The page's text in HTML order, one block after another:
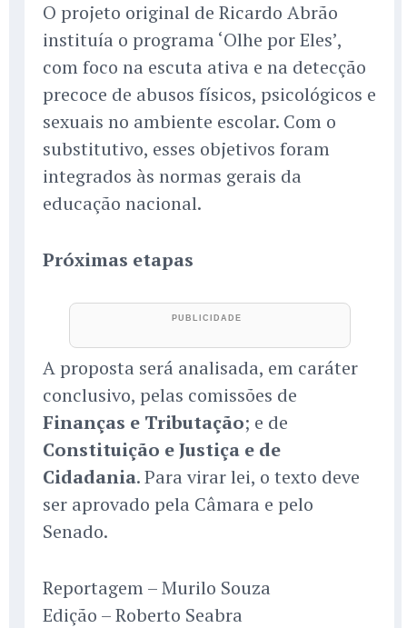
O projeto original de Ricardo Abrão
instituía o programa ‘Olhe por Eles’,
com foco na escuta ativa e na detecção
precoce de abusos físicos, psicológicos e
sexuais no ambiente escolar. Com o
substitutivo, esses objetivos foram
integrados às normas gerais da
educação nacional.
Próximas etapas
A proposta será analisada, em caráter
conclusivo, pelas comissões de
Finanças e Tributação; e de
Constituição e Justiça e de
Cidadania. Para virar lei, o texto deve
ser aprovado pela Câmara e pelo
Senado.
Reportagem – Murilo Souza
Edição – Roberto Seabra